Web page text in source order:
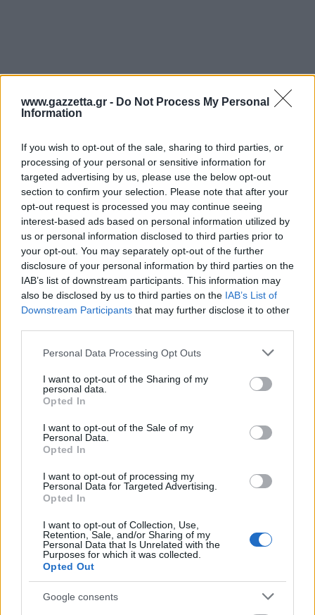
www.gazzetta.gr - Do Not Process My Personal
Information
If you wish to opt-out of the sale, sharing to third parties, or
processing of your personal or sensitive information for
targeted advertising by us, please use the below opt-out
section to confirm your selection. Please note that after your
opt-out request is processed you may continue seeing
interest-based ads based on personal information utilized by
us or personal information disclosed to third parties prior to
your opt-out. You may separately opt-out of the further
disclosure of your personal information by third parties on the
IAB’s list of downstream participants. This information may
also be disclosed by us to third parties on the IAB’s List of
Downstream Participants that may further disclose it to other
Please note that this website/app uses one or more Google
not limited to your visit or usage behaviour. You may click to
grant or deny consent to Google and its third-party tags to
use your data for below specified purposes in below Google
consent section.
Personal Data Processing Opt Outs
I want to opt-out of the Sharing of my
personal data.
Opted In
I want to opt-out of the Sale of my
Personal Data.
Opted In
I want to opt-out of processing my
Personal Data for Targeted Advertising.
Opted In
I want to opt-out of Collection, Use,
Retention, Sale, and/or Sharing of my
Personal Data that Is Unrelated with the
Purposes for which it was collected.
Opted Out
Google consents
Ζάλγκιρις - Άλμπα 77-71
Μακάμπι - Μονακό 93-83
Ολυμπιακός - Αρμάνι Μιλάνο 79-74
Παρτίζαν - Βιλερμπάν 90-77
Τετάρτη 3/1
Βαλένθια - Εφές (20:30)
Βίρτους - Μπάγερν (21:30)
Μπασκόνια - Παναθηναϊκός (21:30)
Η κατάταξη
Ρεάλ 16-1
Βίρτους 12-5
Μπαρτσελόνα 11-6
Μακάμπι 11-7
Παναθηναϊκός 10-7
Φενέρμπαχτσε 10-8 (5)
Παρτίζαν 10-8 (5)
Μονακό 10-8 (4)
Ολυμπιακός 10-8 (4)